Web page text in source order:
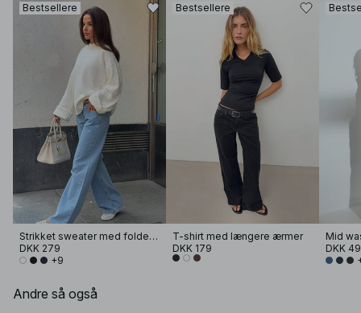
Bestsellere
Strikket sweater med foldet ærme
DKK 279
+9
Bestsellere
T-shirt med længere ærmer
DKK 179
Mid
DKK
Andre så også